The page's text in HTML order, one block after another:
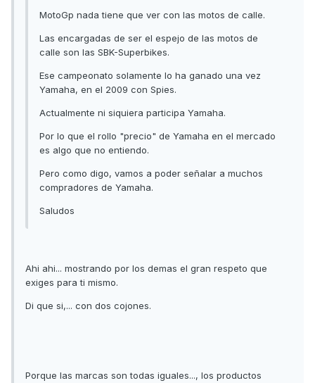
MotoGp nada tiene que ver con las motos de calle.
Las encargadas de ser el espejo de las motos de
calle son las SBK-Superbikes.
Ese campeonato solamente lo ha ganado una vez
Yamaha, en el 2009 con Spies.
Actualmente ni siquiera participa Yamaha.
Por lo que el rollo "precio" de Yamaha en el mercado
es algo que no entiendo.
Pero como digo, vamos a poder señalar a muchos
compradores de Yamaha.
Saludos
Ahi ahi... mostrando por los demas el gran respeto que
exiges para ti mismo.
Di que si,... con dos cojones.
Porque las marcas son todas iguales..., los productos